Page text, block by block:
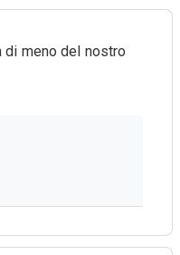
di meno del nostro